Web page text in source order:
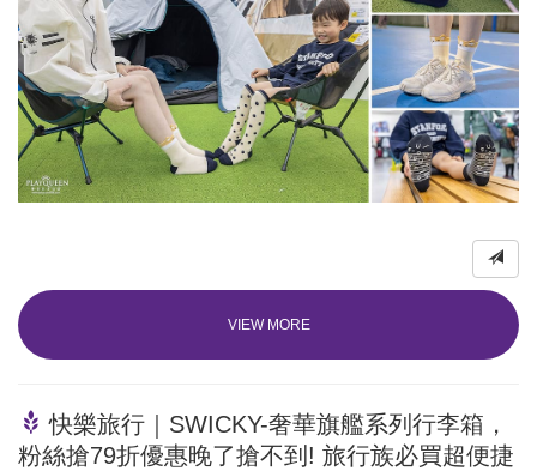
VIEW MORE
快樂旅行｜SWICKY-奢華旗艦系列行李箱，
粉絲搶79折優惠晚了搶不到! 旅行族必買超便捷